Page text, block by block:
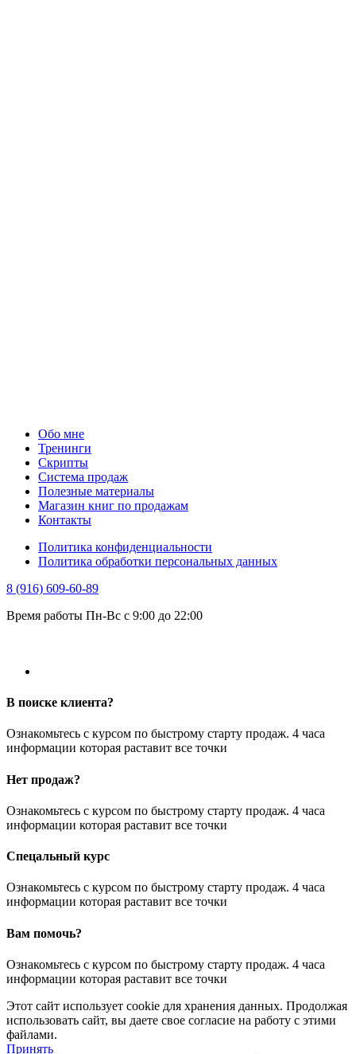
Обо мне
Тренинги
Скрипты
Система продаж
Полезные материалы
Магазин книг по продажам
Контакты
Политика конфиденциальности
Политика обработки персональных данных
8 (916) 609-60-89
Время работы Пн-Вс с 9:00 до 22:00
В поиске клиента?
Ознакомьтесь с курсом по быстрому старту продаж. 4 часа
информации которая раставит все точки
Нет продаж?
Ознакомьтесь с курсом по быстрому старту продаж. 4 часа
информации которая раставит все точки
Спецальный курс
Ознакомьтесь с курсом по быстрому старту продаж. 4 часа
информации которая раставит все точки
Вам помочь?
Ознакомьтесь с курсом по быстрому старту продаж. 4 часа
информации которая раставит все точки
Этот сайт использует cookie для хранения данных. Продолжая
использовать сайт, вы даете свое согласие на работу с этими
файлами.
Принять